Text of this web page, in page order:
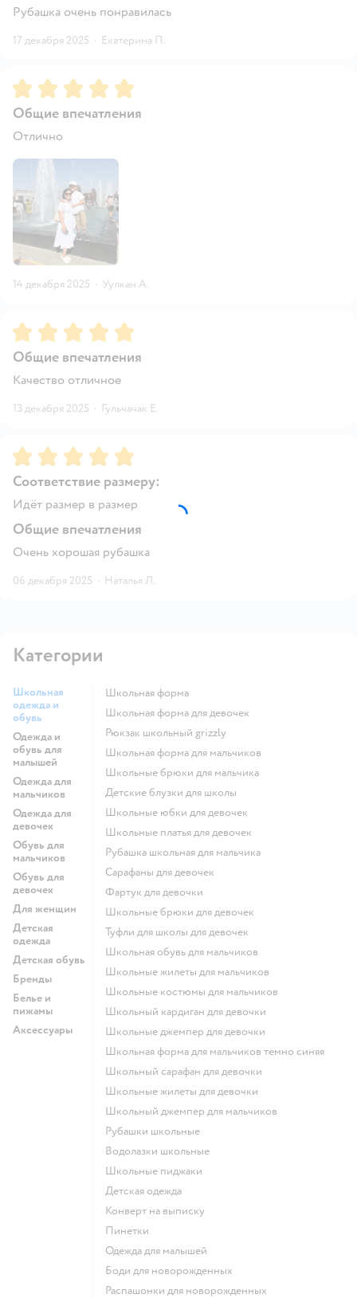
Рубашка очень понравилась
17 декабря 2025 · Екатерина П.
Рейтинг:5
Общие впечатления
Отлично
14 декабря 2025 · Уулкан А.
Рейтинг:5
Общие впечатления
Качество отличное
13 декабря 2025 · Гульчачак Е.
Рейтинг:5
Соответствие размеру:
Идёт размер в размер
Общие впечатления
Очень хорошая рубашка
06 декабря 2025 · Наталья Л.
Категории
Школьная
одежда и
обувь
Одежда и
обувь для
малышей
Одежда для
мальчиков
Одежда для
девочек
Обувь для
мальчиков
Обувь для
девочек
Для женщин
Детская
одежда
Детская обувь
Бренды
Белье и
пижамы
Аксессуары
Школьная форма
Школьная форма для девочек
Рюкзак школьный grizzly
Школьная форма для мальчиков
Школьные брюки для мальчика
Детские блузки для школы
Школьные юбки для девочек
Школьные платья для девочек
Рубашка школьная для мальчика
Сарафаны для девочек
Фартук для девочки
Школьные брюки для девочек
Туфли для школы для девочек
Школьная обувь для мальчиков
Школьные жилеты для мальчиков
Школьные костюмы для мальчиков
Школьный кардиган для девочки
Школьные джемпер для девочки
Школьная форма для мальчиков темно синяя
Школьный сарафан для девочки
Школьные жилеты для девочки
Школьный джемпер для мальчиков
Рубашки школьные
Водолазки школьные
Школьные пиджаки
Детская одежда
Конверт на выписку
Пинетки
Одежда для малышей
Боди для новорожденных
Распашонки для новорожденных